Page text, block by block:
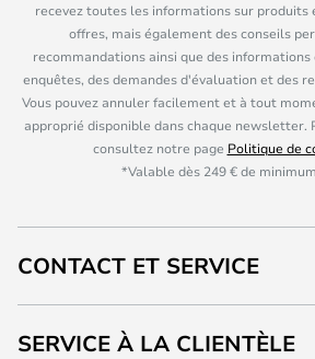
recevez toutes les informations sur
offres, mais également des conseils
recommandations ainsi que des
enquêtes, des demandes d'évaluation et des
Vous pouvez annuler facilement et à tout
approprié disponible dans chaque newsletter.
consultez notre page Politique de
*Valable dès 249 € de
CONTACT ET SERVICE
SERVICE À LA CLIENTÈLE